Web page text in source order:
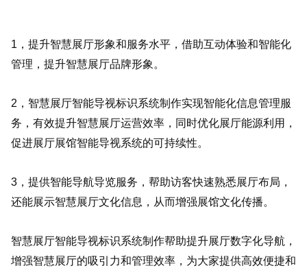
1，提升智慧展厅形象和服务水平，借助互动体验和智能化
管理，提升智慧展厅品牌形象。
2，智慧展厅智能导视标识系统制作实现智能化信息管理服
务，有效提升智慧展厅运营效率，同时优化展厅能源利用，
促进展厅展馆智能导视系统的可持续性。
3，提供智能导航导览服务，帮助访客快速熟悉展厅布局，
还能展示智慧展厅文化信息，从而增强展馆文化传播。
智慧展厅智能导视标识系统制作帮助提升展厅数字化导航，
增强智慧展厅的吸引力和管理效率，为大家提供高效便捷和